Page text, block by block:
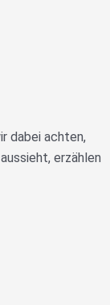
dabei achten,
erzählen